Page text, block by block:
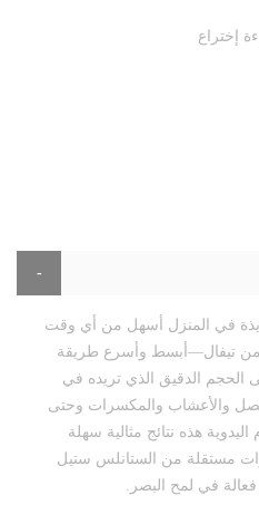
إختراع
في المنزل أسهل من أي وقت
5-سكند من تيفال—أبسط وأسرع طريقة
الحجم الدقيق الذي تريده في
والأعشاب والمكسرات وحتى
هذه نتائج مثالية سهلة
مستقلة من الستانلس ستيل
في لمح البصر.